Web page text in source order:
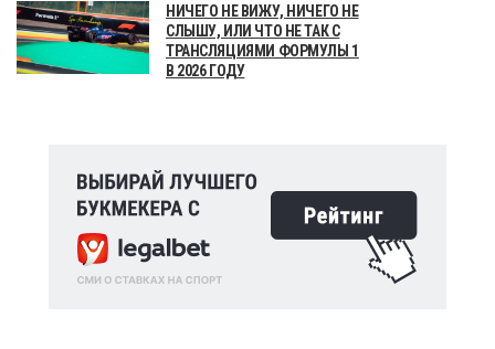
НИЧЕГО НЕ ВИЖУ, НИЧЕГО НЕ
СЛЫШУ, ИЛИ ЧТО НЕ ТАК С
ТРАНСЛЯЦИЯМИ ФОРМУЛЫ 1
В 2026 ГОДУ